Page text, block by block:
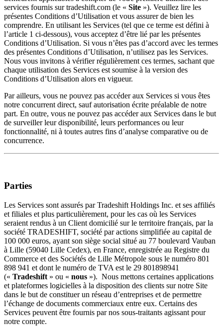
services fournis sur tradeshift.com (le « Site »). Veuillez lire les
présentes Conditions d’Utilisation et vous assurer de bien les
comprendre. En utilisant les Services (tel que ce terme est défini à
l’article 1 ci-dessous), vous acceptez d’être lié par les présentes
Conditions d’Utilisation. Si vous n’êtes pas d’accord avec les termes
des présentes Conditions d’Utilisation, n’utilisez pas les Services.
Nous vous invitons à vérifier régulièrement ces termes, sachant que
chaque utilisation des Services est soumise à la version des
Conditions d’Utilisation alors en vigueur.
Par ailleurs, vous ne pouvez pas accéder aux Services si vous êtes
notre concurrent direct, sauf autorisation écrite préalable de notre
part. En outre, vous ne pouvez pas accéder aux Services dans le but
de surveiller leur disponibilité, leurs performances ou leur
fonctionnalité, ni à toutes autres fins d’analyse comparative ou de
concurrence.
Parties
Les Services sont assurés par Tradeshift Holdings Inc. et ses affiliés
et filiales et plus particulièrement, pour les cas où les Services
seraient rendus à un Client domicilié sur le territoire français, par la
société TRADESHIFT, société par actions simplifiée au capital de
100 000 euros, ayant son siège social situé au 77 boulevard Vauban
à Lille (59040 Lille Cedex), en France, enregistrée au Registre du
Commerce et des Sociétés de Lille Métropole sous le numéro 801
898 941 et dont le numéro de TVA est le 29 801898941
(« Tradeshift » ou « nous »). Nous mettons certaines applications
et plateformes logicielles à la disposition des clients sur notre Site
dans le but de constituer un réseau d’entreprises et de permettre
l’échange de documents commerciaux entre eux. Certains des
Services peuvent être fournis par nos sous-traitants agissant pour
notre compte.